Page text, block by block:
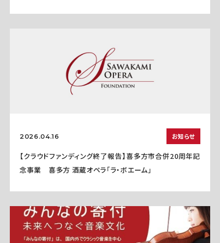
2026.04.16 お知らせ
【クラウドファンディング終了報告】喜多方市合併20周年記
念事業 喜多方 酒蔵オペラ「ラ・ボエーム」